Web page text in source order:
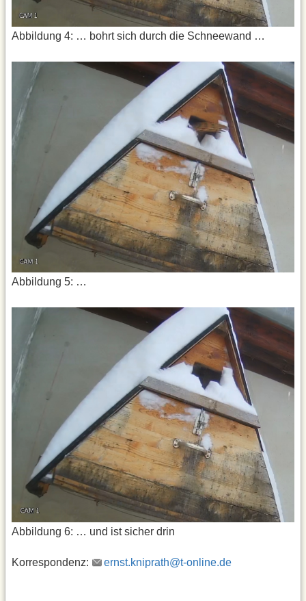
Abbildung 4: … bohrt sich durch die Schneewand …
Abbildung 5: …
Abbildung 6: … und ist sicher drin
Korrespondenz: ernst.kniprath@t-online.de